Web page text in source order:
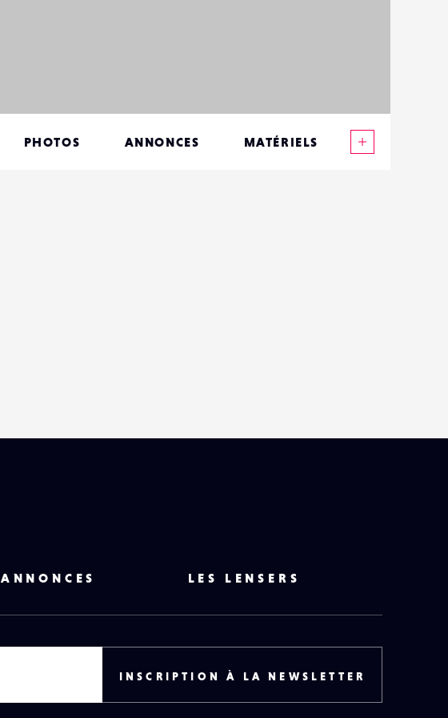
PHOTOS ANNONCES MATÉRIELS
ANNONCES LES LENSERS
INSCRIPTION À LA NEWSLETTER